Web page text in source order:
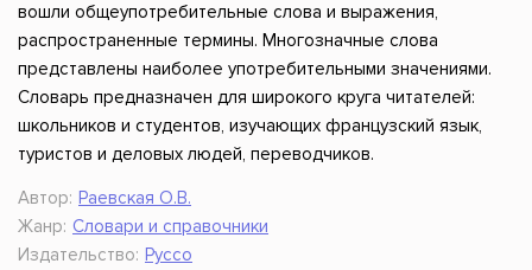
вошли общеупотребительные слова и выражения,
распространенные термины. Многозначные слова
представлены наиболее употребительными значениями.
Словарь предназначен для широкого круга читателей:
школьников и студентов, изучающих французский язык,
туристов и деловых людей, переводчиков.
Автор: Раевская О.В.
Жанр: Словари и справочники
Издательство: Руссо